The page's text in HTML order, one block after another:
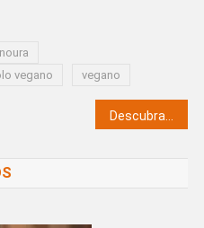
vegano vegano